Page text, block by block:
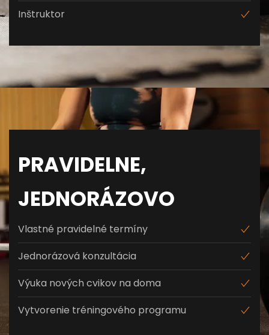
Inštruktor
PRAVIDELNE,
JEDNORÁZOVO
Vlastné pravidelné termíny
Jednorázová konzultácia
Výuka nových cvikov na doma
Vytvorenie tréningového programu